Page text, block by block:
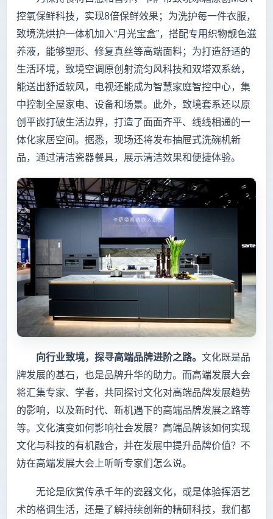
控氧保鲜科技，实现8倍保鲜效果；为洗护每一件衣服，
致境洗烘护一体机加入“月光宝盒”，搭配专用织物靓色滋
养液，能够塑形、修复真丝等高端面料；为打造舒适的
生活环境，致境空调原创射流匀风科技和双塔双系统，
能送出舒适软风，电视还能成为智慧家庭智控中心，集
中控制全屋家电、设备和场景。此外，致境套系还以原
创平嵌打破生活边界，打造了面面齐平、线线相通的一
体化家居空间。据悉，现场还将发布抽屉式洗碗机新
品，通过清洁瓷器餐具，展示清洁效果和便捷体验。
向行业致境，探寻高端品牌进阶之路。 文化既是品
牌发展的基石，也是品牌升华的助力。而高端发展大会
将汇集专家、学者，共同探讨文化对高端品牌发展趋势
的影响，以及新时代、新机遇下的高端品牌发展之路等
等。文化演变如何影响社会发展？高端品牌该如何实现
文化与科技的有机融合，并在发展中提升品牌价值？不
妨在高端发展大会上听听专家们怎么说。
无论是欣赏传承千年的瓷器文化，或是体验挥洒艺
术的格调生活，还是了解持续创新的精研科技，我们都